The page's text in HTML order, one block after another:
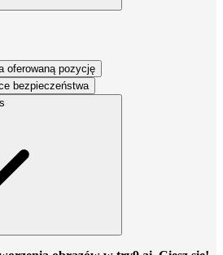
oferowaną pozycję
bezpieczeństwa